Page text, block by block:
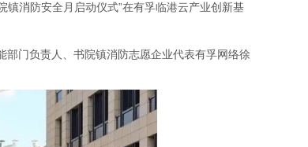
消防安全月启动仪式”在有孚临港云产业创新基
门负责人、书院镇消防志愿企业代表有孚网络徐